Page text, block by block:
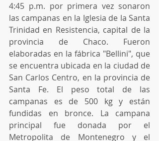
4:45 p.m. por primera vez sonaron
las campanas en la Iglesia de la Santa
Trinidad en Resistencia, capital de la
provincia de Chaco. Fueron
elaboradas en la fábrica "Bellini", que
se encuentra ubicada en la ciudad de
San Carlos Centro, en la provincia de
Santa Fe. El peso total de las
campanas es de 500 kg y están
fundidas en bronce. La campana
principal fue donada por el
Metropolita de Montenegro y el